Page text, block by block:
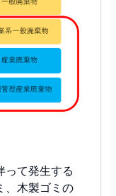
って発生する
、木製ゴミの